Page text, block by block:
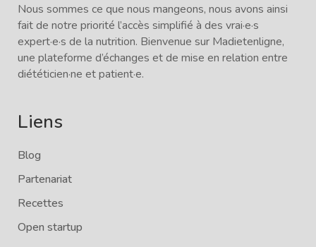
Nous sommes ce que nous mangeons, nous avons ainsi
fait de notre priorité l’accès simplifié à des vrai·e·s
expert·e·s de la nutrition. Bienvenue sur Madietenligne,
une plateforme d’échanges et de mise en relation entre
diététicien·ne et patient·e.
Liens
Blog
Partenariat
Recettes
Open startup